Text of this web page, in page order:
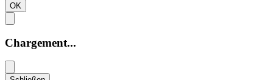
OK
Chargement...